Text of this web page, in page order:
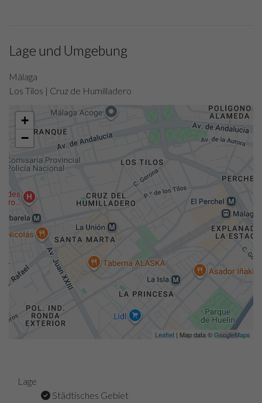
Lage und Umgebung
Málaga
Los Tilos | Cruz de Humilladero
+
−
Leaflet | Map data ©GoogleMaps
Lage
Städtisches Gebiet